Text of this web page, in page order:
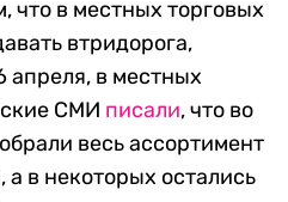
что в местных торговых
втридорога,
апреля, в местных
СМИ писали, что во
весь ассортимент
в некоторых остались